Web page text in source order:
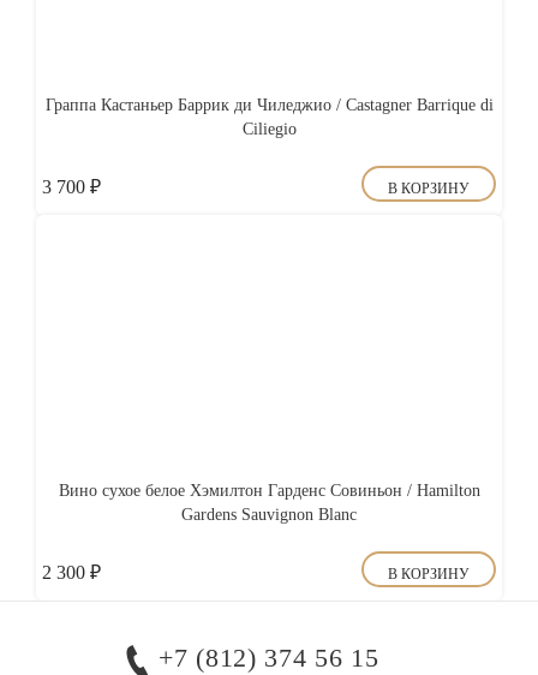
Граппа Кастаньер Баррик ди Чиледжио / Castagner Barrique di
Ciliegio
3 700 ₽ В КОРЗИНУ
Вино сухое белое Хэмилтон Гарденс Совиньон / Hamilton
Gardens Sauvignon Blanc
2 300 ₽ В КОРЗИНУ
+7 (812) 374 56 15